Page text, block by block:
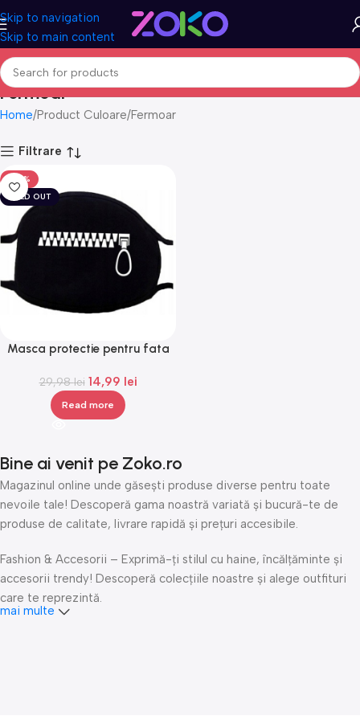
Skip to navigation
Skip to main content
Fermoar
Home Product Culoare Fermoar
Filtrare
-50%
SOLD OUT
Masca protectie pentru fata
29,98lei 14,99 lei
Read more
Bine ai venit pe Zoko.ro
Magazinul online unde găsești produse diverse pentru toate
nevoile tale! Descoperă gama noastră variată și bucură-te de
produse de calitate, livrare rapidă și prețuri accesibile.
Fashion & Accesorii – Exprimă-ți stilul cu haine, încălțăminte și
accesorii trendy! Descoperă colecțiile noastre și alege outfituri
care te reprezintă.
mai multe